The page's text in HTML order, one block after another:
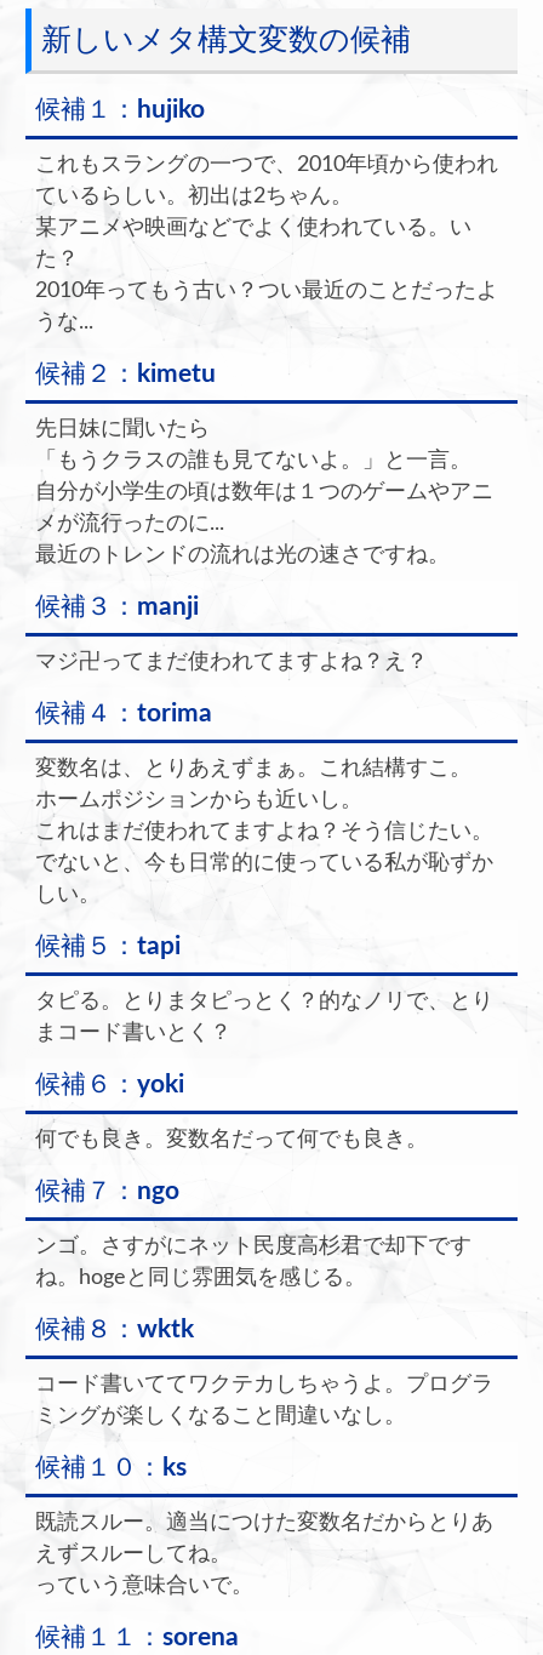
新しいメタ構文変数の候補
候補１： hujiko
これもスラングの一つで、2010年頃から使われ
ているらしい。初出は2ちゃん。
某アニメや映画などでよく使われている。い
た？
2010年ってもう古い？つい最近のことだったよ
うな...
候補２： kimetu
先日妹に聞いたら
「もうクラスの誰も見てないよ。」と一言。
自分が小学生の頃は数年は１つのゲームやアニ
メが流行ったのに...
最近のトレンドの流れは光の速さですね。
候補３： manji
マジ卍ってまだ使われてますよね？え？
候補４：torima
変数名は、とりあえずまぁ。これ結構すこ。
ホームポジションからも近いし。
これはまだ使われてますよね？そう信じたい。
でないと、今も日常的に使っている私が恥ずか
しい。
候補５：tapi
タピる。とりまタピっとく？的なノリで、とり
まコード書いとく？
候補６：yoki
何でも良き。変数名だって何でも良き。
候補７： ngo
ンゴ。さすがにネット民度高杉君で却下です
ね。hogeと同じ雰囲気を感じる。
候補８：wktk
コード書いててワクテカしちゃうよ。プログラ
ミングが楽しくなること間違いなし。
候補１０： ks
既読スルー。適当につけた変数名だからとりあ
えずスルーしてね。
っていう意味合いで。
候補１１：sorena